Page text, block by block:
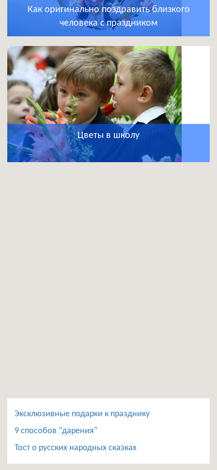
Как оригинально поздравить близкого
человека с праздником
Цветы в школу
Эксклюзивные подарки к празднику
9 способов "дарения"
Тост о русских народных сказках